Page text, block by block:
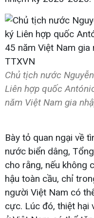
Chủ tịch nước
Liên hợp quốc
năm Việt Nam gia
Bày tỏ quan ngại về
nước biển dâng,
cho rằng, nếu không
hậu toàn cầu, chỉ
người Việt Nam có
cực. Lúc đó, thiệt hại